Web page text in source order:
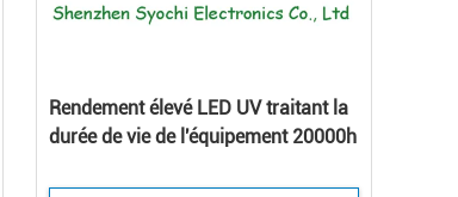
Rendement élevé LED UV traitant la
durée de vie de l'équipement 20000h